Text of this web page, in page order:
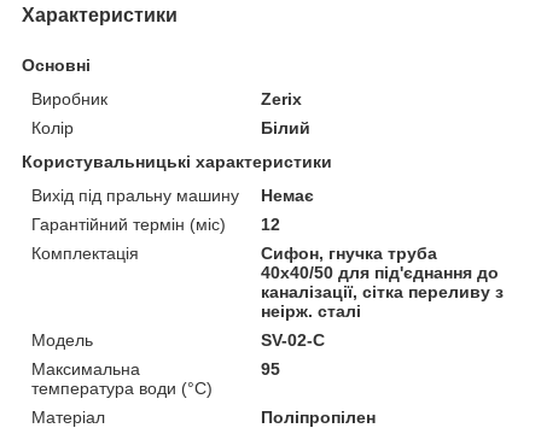
Характеристики
Основні
Виробник
Zerix
Колір
Білий
Користувальницькі характеристики
Вихід під пральну машину
Немає
Гарантійний термін (міс)
12
Комплектація
Сифон, гнучка труба
40х40/50 для під'єднання до
каналізації, сітка переливу з
неірж. сталі
Мoдель
SV-02-C
Максимальна
температура води (°C)
95
Матеріал
Поліпропілен